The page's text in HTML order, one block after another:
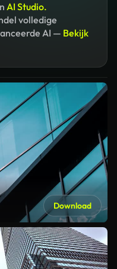
AI Studio.
volledige
AI — Bekijk
Download